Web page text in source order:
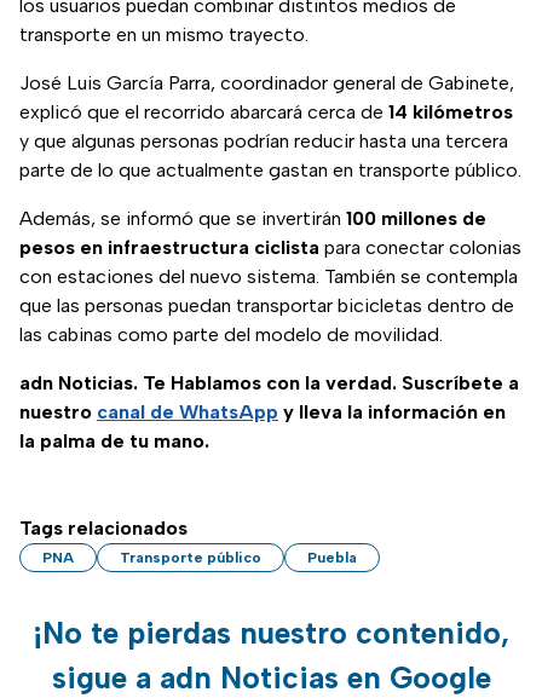
los usuarios puedan combinar distintos medios de
transporte en un mismo trayecto.
José Luis García Parra, coordinador general de Gabinete,
explicó que el recorrido abarcará cerca de 14 kilómetros
y que algunas personas podrían reducir hasta una tercera
parte de lo que actualmente gastan en transporte público.
Además, se informó que se invertirán 100 millones de
pesos en infraestructura ciclista para conectar colonias
con estaciones del nuevo sistema. También se contempla
que las personas puedan transportar bicicletas dentro de
las cabinas como parte del modelo de movilidad.
adn Noticias. Te Hablamos con la verdad. Suscríbete a
nuestro canal de WhatsApp y lleva la información en
la palma de tu mano.
Tags relacionados
PNA Transporte público Puebla
¡No te pierdas nuestro contenido,
sigue a adn Noticias en Google